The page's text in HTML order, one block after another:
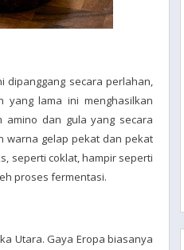
dipanggang secara perlahan,
yang lama ini menghasilkan
dan gula yang secara
warna gelap pekat dan pekat
seperti coklat, hampir seperti
proses fermentasi.
Utara. Gaya Eropa biasanya